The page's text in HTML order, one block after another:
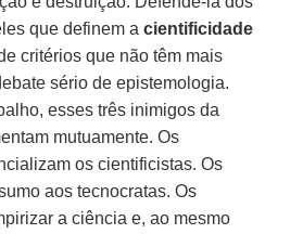
que definem acientificidade
critérios que não têm mais
sério de epistemologia.
esses três inimigos da
mutuamente. Os
os cientificistas. Os
aos tecnocratas. Os
a ciência e, ao mesmo